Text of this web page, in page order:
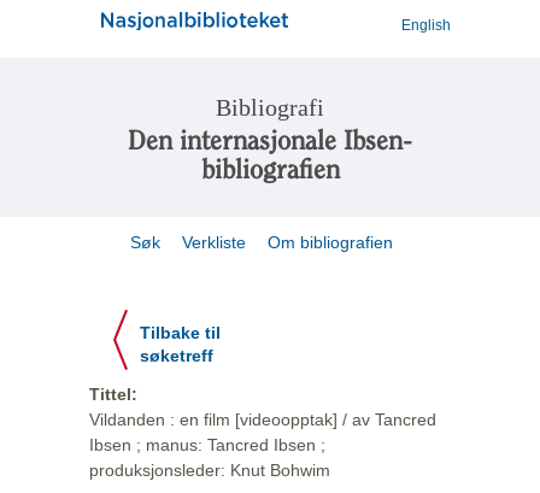
English
Bibliografi
Den internasjonale Ibsen-
bibliografien
Søk Verkliste Om bibliografien
Tilbake til
søketreff
Tittel:
Vildanden : en film [videoopptak] / av Tancred
Ibsen ; manus: Tancred Ibsen ;
produksjonsleder: Knut Bohwim